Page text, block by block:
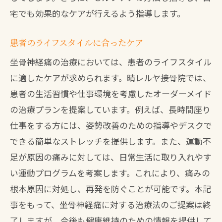
宅でも効果的なケアが行えるよう指導します。
患者のライフスタイルに合ったケア
坐骨神経痛の治療においては、患者のライフスタイル
に適したケアが求められます。晴レルヤ接骨院では、
患者の生活習慣や仕事環境を考慮したオーダーメイド
の治療プランを提案しています。例えば、長時間座り
仕事をする方には、姿勢改善のための指導やデスクで
できる簡単なストレッチを提供します。また、運動不
足が原因の痛みに対しては、日常生活に取り入れやす
い運動プログラムを考案します。これにより、痛みの
根本原因に対処し、再発を防ぐことが可能です。本記
事をもって、坐骨神経痛に対する治療法のご提案は終